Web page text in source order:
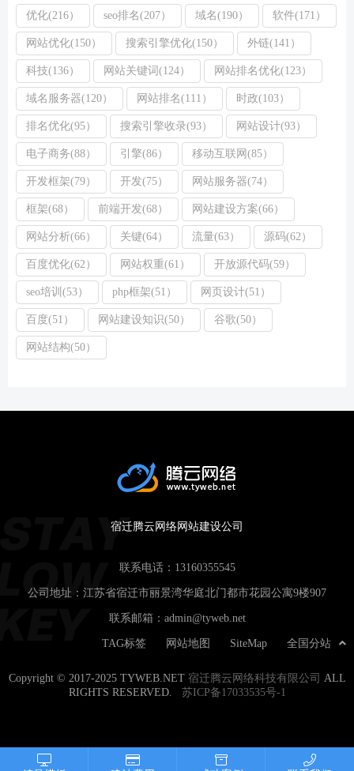
优化(216） seo排名(207） 域名(190） 软件(171）
网站优化(150） 搜索引擎优化(150） 外链(141）
科技(136） 网站关键词(124） 网站排名优化(123）
域名服务器(120） 网站排名(111） 时政(103）
排名优化(95） 搜索引擎收录(93） 网站设计(93）
电子商务(88） 引擎(86） 移动互联网(85）
开发框架(79） 开发(75） 网站服务器(74）
框架(68） 前端开发(68） 网站建设方案(66）
网站分析(66） 关键(64） 流量(63） 源码(62）
百度优化(62） 网站权重(61） 开放源代码(59）
seo培训(53） php框架(51） 网页设计(51）
百度(51） 网站建设知识(50） 谷歌(50）
网站结构(50）
宿迁腾云网络网站建设公司
联系电话： 13160355545
公司地址：江苏省宿迁市丽景湾华庭北门都市花园公寓9楼907
联系邮箱： admin@tyweb.net
全国分站
SiteMap
网站地图
TAG标签
Copyright © 2017-2025 TYWEB.NET 宿迁腾云网络科技有限公司 ALL
RIGHTS RESERVED. 苏ICP备17033535号-1